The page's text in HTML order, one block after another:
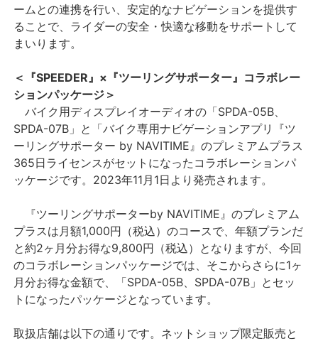
ームとの連携を行い、安定的なナビゲーションを提供す
ることで、ライダーの安全・快適な移動をサポートして
まいります。
＜『SPEEDER』×『ツーリングサポーター』コラボレー
ションパッケージ＞
バイク用ディスプレイオーディオの「SPDA-05B、
SPDA-07B」と「バイク専用ナビゲーションアプリ『ツ
ーリングサポーター by NAVITIME』のプレミアムプラス
365日ライセンスがセットになったコラボレーションパ
ッケージです。2023年11月1日より発売されます。
『ツーリングサポーターby NAVITIME』のプレミアム
プラスは月額1,000円（税込）のコースで、年額プランだ
と約2ヶ月分お得な9,800円（税込）となりますが、今回
のコラボレーションパッケージでは、そこからさらに1ヶ
月分お得な金額で、「SPDA-05B、SPDA-07B」とセッ
トになったパッケージとなっています。
取扱店舗は以下の通りです。ネットショップ限定販売と